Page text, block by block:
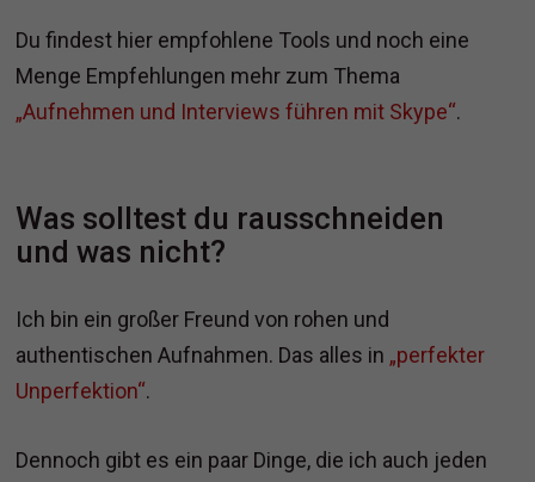
Du findest hier empfohlene Tools und noch eine
Menge Empfehlungen mehr zum Thema
„Aufnehmen und Interviews führen mit Skype“.
Was solltest du rausschneiden
und was nicht?
Ich bin ein großer Freund von rohen und
authentischen Aufnahmen. Das alles in „perfekter
Unperfektion“.
Dennoch gibt es ein paar Dinge, die ich auch jeden